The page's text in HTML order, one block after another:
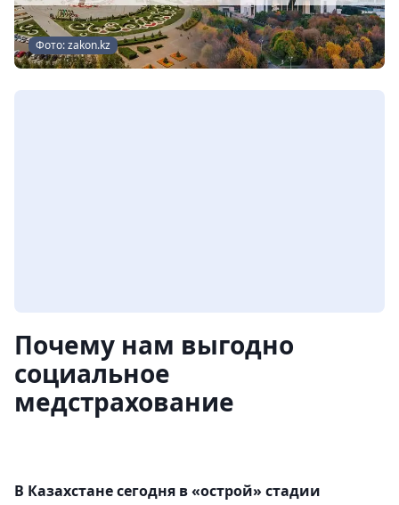
Фото: zakon.kz
Почему нам выгодно
социальное
медстрахование
В Казахстане сегодня в «острой» стадии